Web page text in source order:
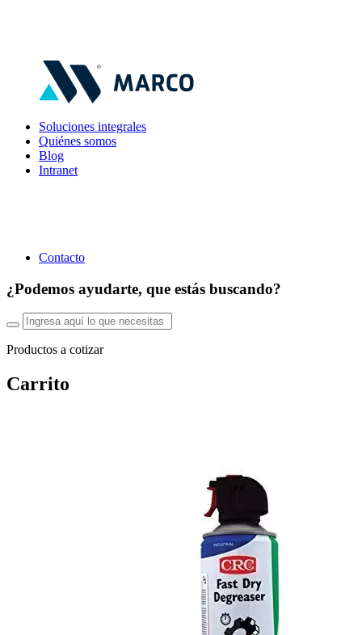
Soluciones integrales
Quiénes somos
Blog
Intranet
Contacto
¿Podemos ayudarte, que estás buscando?
Productos a cotizar
Carrito